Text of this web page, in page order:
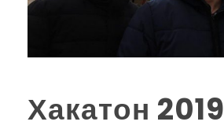
Хакатон 2019